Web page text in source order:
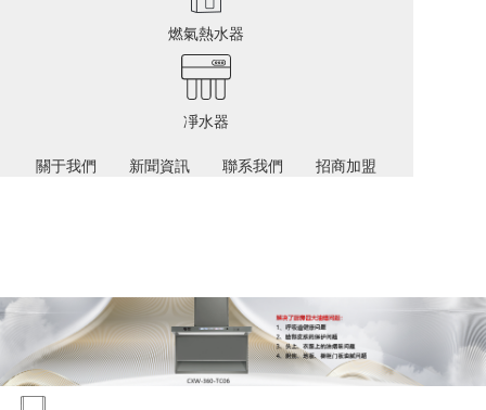
燃氣熱水器
凈水器
關于我們 新聞資訊 聯系我們 招商加盟